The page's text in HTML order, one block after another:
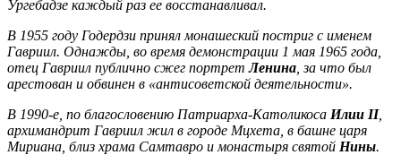
Ургебадзе каждый раз ее восстанавливал.
В 1955 году Годердзи принял монашеский постриг с именем
Гавриил. Однажды, во время демонстрации 1 мая 1965 года,
отец Гавриил публично сжег портретЛенина , за что был
арестован и обвинен в «антисоветской деятельности».
В 1990-е, по благословению Патриарха-Католикоса Илии II,
архимандрит Гавриил жил в городе Мцхета, в башне царя
Мириана, близ храма Самтавро и монастыря святой Нины.